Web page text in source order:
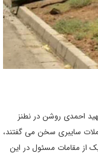
احمدی روشن در نطنز
سایبری سخن می گفتند،
از مقامات مسئول در این